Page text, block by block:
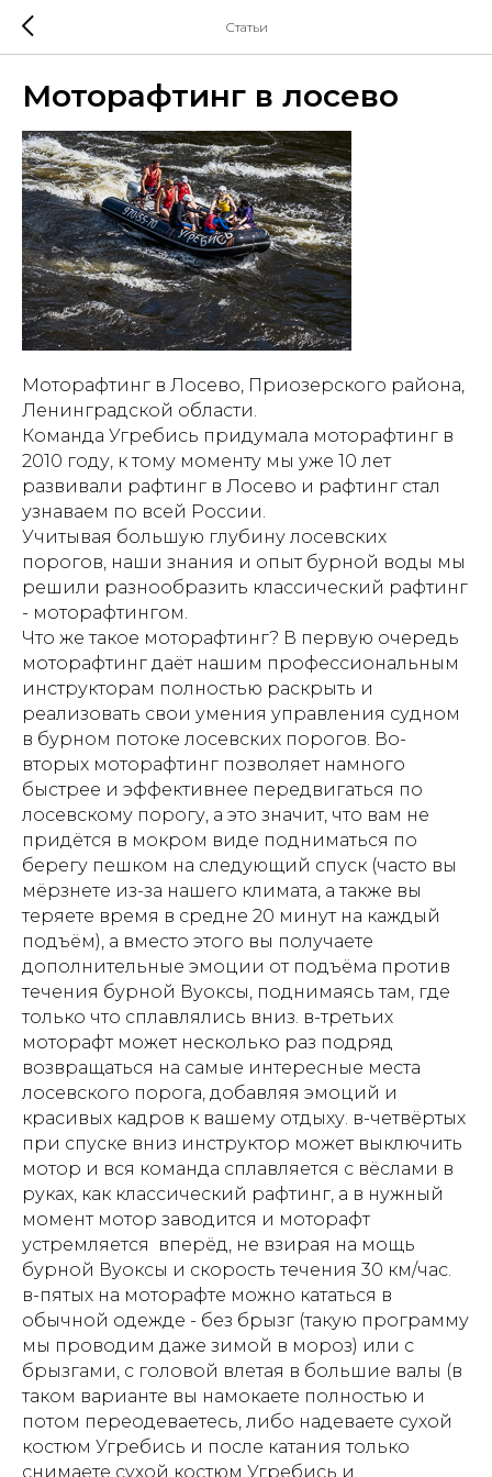
Статьи
Моторафтинг в лосево
Моторафтинг в Лосево, Приозерского района,
Ленинградской области.
Команда Угребись придумала моторафтинг в
2010 году, к тому моменту мы уже 10 лет
развивали рафтинг в Лосево и рафтинг стал
узнаваем по всей России.
Учитывая большую глубину лосевских
порогов, наши знания и опыт бурной воды мы
решили разнообразить классический рафтинг
- моторафтингом.
Что же такое моторафтинг? В первую очередь
моторафтинг даёт нашим профессиональным
инструкторам полностью раскрыть и
реализовать свои умения управления судном
в бурном потоке лосевских порогов. Во-
вторых моторафтинг позволяет намного
быстрее и эффективнее передвигаться по
лосевскому порогу, а это значит, что вам не
придётся в мокром виде подниматься по
берегу пешком на следующий спуск (часто вы
мёрзнете из-за нашего климата, а также вы
теряете время в средне 20 минут на каждый
подъём), а вместо этого вы получаете
дополнительные эмоции от подъёма против
течения бурной Вуоксы, поднимаясь там, где
только что сплавлялись вниз. в-третьих
моторафт может несколько раз подряд
возвращаться на самые интересные места
лосевского порога, добавляя эмоций и
красивых кадров к вашему отдыху. в-четвёртых
при спуске вниз инструктор может выключить
мотор и вся команда сплавляется с вёслами в
руках, как классический рафтинг, а в нужный
момент мотор заводится и моторафт
устремляется вперёд, не взирая на мощь
бурной Вуоксы и скорость течения 30 км/час.
в-пятых на моторафте можно кататься в
обычной одежде - без брызг (такую программу
мы проводим даже зимой в мороз) или с
брызгами, с головой влетая в большие валы (в
таком варианте вы намокаете полностью и
потом переодеваетесь, либо надеваете сухой
костюм Угребись и после катания только
снимаете сухой костюм Угребись и